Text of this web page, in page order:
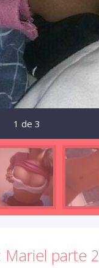
1 de 3
Mariel parte 2